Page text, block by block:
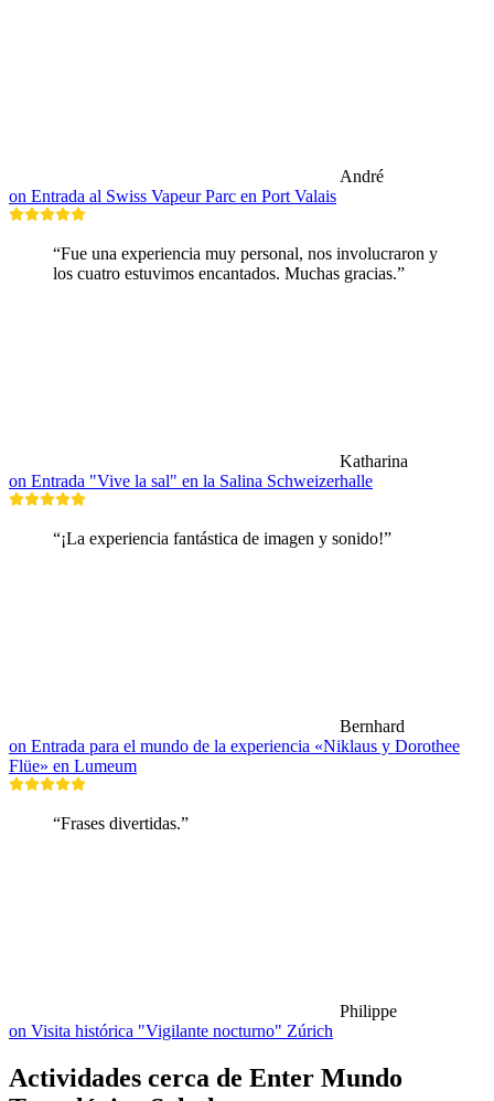
André
on Entrada al Swiss Vapeur Parc en Port Valais
“Fue una experiencia muy personal, nos involucraron y
los cuatro estuvimos encantados. Muchas gracias.”
Katharina
on Entrada "Vive la sal" en la Salina Schweizerhalle
“¡La experiencia fantástica de imagen y sonido!”
Bernhard
on Entrada para el mundo de la experiencia «Niklaus y Dorothee
Flüe» en Lumeum
“Frases divertidas.”
Philippe
on Visita histórica "Vigilante nocturno" Zúrich
Actividades cerca de Enter Mundo